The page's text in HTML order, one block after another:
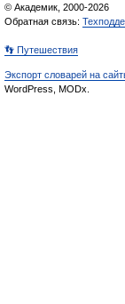
© Академик, 2000-2026
Обратная связь:
👣 Путешествия
Экспорт словарей на
WordPress, MODx.